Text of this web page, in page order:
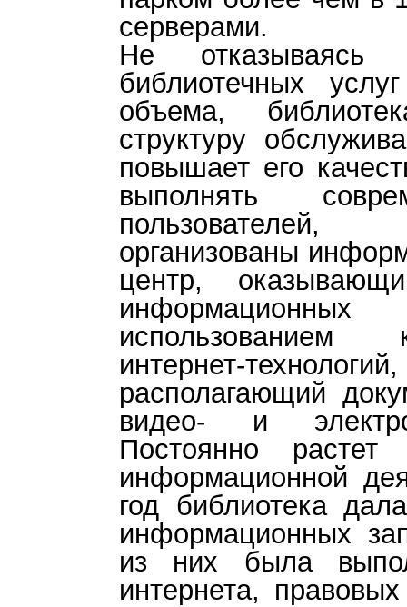
серверами.
Не отказываясь
библиотечных
объема,
структуру
повышает его
выполнять
организованы
центр,
интернет-
располагающий
видео- и
Постоянно
информационной
год библиотека
информационных
из них была
интернета,